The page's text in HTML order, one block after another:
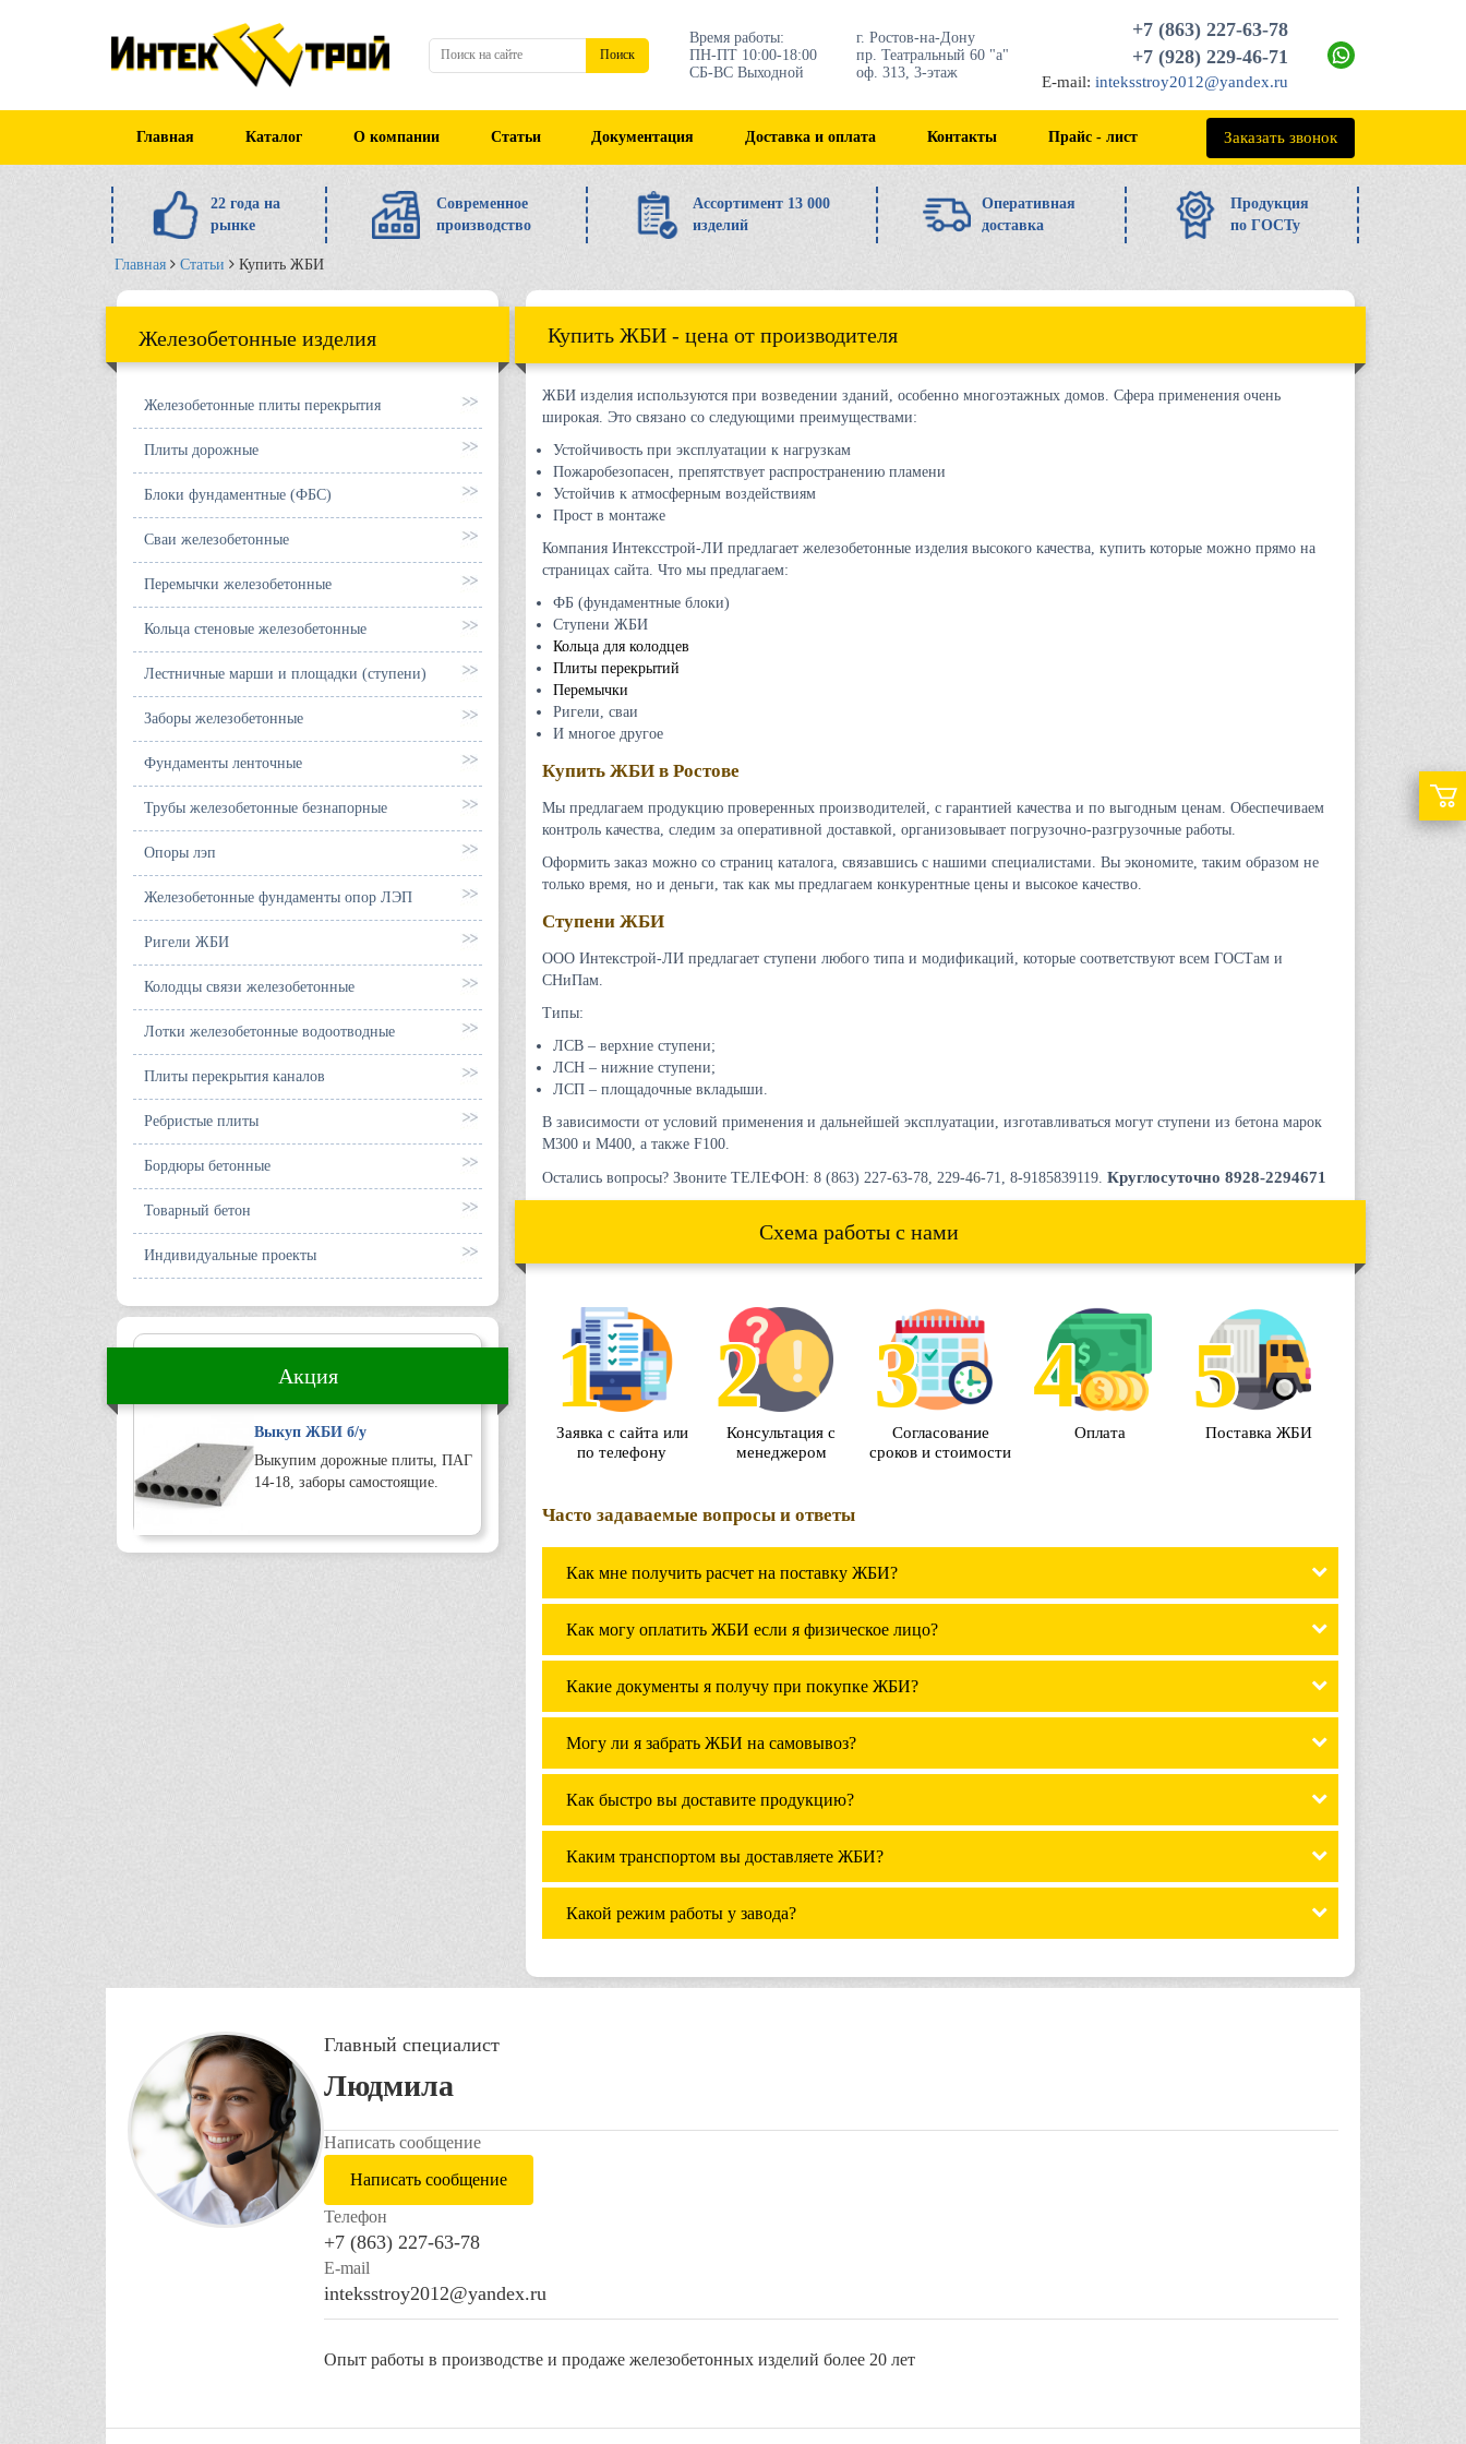
Поиск
Время работы:
ПН-ПТ 10:00-18:00
СБ-ВС Выходной
г. Ростов-на-Дону
пр. Театральный 60 "а"
оф. 313, 3-этаж
+7 (863) 227-63-78
+7 (928) 229-46-71
E-mail: inteksstroy2012@yandex.ru
Главная Каталог О компании Статьи Документация Доставка и оплата Контакты Прайс - лист +7 (863) 227-63-78
Заказать звонок
22 года на
рынке
Современное
производство
Ассортимент 13 000
изделий
Оперативная
доставка
Продукция
по ГОСТу
Главная Статьи Купить ЖБИ
Железобетонные изделия
Железобетонные плиты перекрытия
Плиты дорожные
Блоки фундаментные (ФБС)
Сваи железобетонные
Перемычки железобетонные
Кольца стеновые железобетонные
Лестничные марши и площадки (ступени)
Заборы железобетонные
Фундаменты ленточные
Трубы железобетонные безнапорные
Опоры лэп
Железобетонные фундаменты опор ЛЭП
Ригели ЖБИ
Колодцы связи железобетонные
Лотки железобетонные водоотводные
Плиты перекрытия каналов
Ребристые плиты
Бордюры бетонные
Товарный бетон
Индивидуальные проекты
Акция
Выкуп ЖБИ б/у
Выкупим дорожные плиты, ПАГ
14-18, заборы самостоящие.
Купить ЖБИ - цена от производителя
ЖБИ изделия используются при возведении зданий, особенно многоэтажных домов. Сфера применения очень
широкая. Это связано со следующими преимуществами:
Устойчивость при эксплуатации к нагрузкам
Пожаробезопасен, препятствует распространению пламени
Устойчив к атмосферным воздействиям
Прост в монтаже
Компания Интексстрой-ЛИ предлагает железобетонные изделия высокого качества, купить которые можно прямо на
страницах сайта. Что мы предлагаем:
ФБ (фундаментные блоки)
Ступени ЖБИ
Кольца для колодцев
Плиты перекрытий
Перемычки
Ригели, сваи
И многое другое
Купить ЖБИ в Ростове
Мы предлагаем продукцию проверенных производителей, с гарантией качества и по выгодным ценам. Обеспечиваем
контроль качества, следим за оперативной доставкой, организовывает погрузочно-разгрузочные работы.
Оформить заказ можно со страниц каталога, связавшись с нашими специалистами. Вы экономите, таким образом не
только время, но и деньги, так как мы предлагаем конкурентные цены и высокое качество.
Ступени ЖБИ
ООО Интекстрой-ЛИ предлагает ступени любого типа и модификаций, которые соответствуют всем ГОСТам и
СНиПам.
Типы:
ЛСВ – верхние ступени;
ЛСН – нижние ступени;
ЛСП – площадочные вкладыши.
В зависимости от условий применения и дальнейшей эксплуатации, изготавливаться могут ступени из бетона марок
М300 и М400, а также F100.
Остались вопросы? Звоните ТЕЛЕФОН: 8 (863) 227-63-78, 229-46-71, 8-9185839119. Круглосуточно 8928-2294671
Схема работы с нами
Заявка с сайта или
по телефону
Консультация с
менеджером
Согласование
сроков и стоимости
Оплата Поставка ЖБИ
Часто задаваемые вопросы и ответы
Как мне получить расчет на поставку ЖБИ?
Как могу оплатить ЖБИ если я физическое лицо?
Какие документы я получу при покупке ЖБИ?
Могу ли я забрать ЖБИ на самовывоз?
Как быстро вы доставите продукцию?
Каким транспортом вы доставляете ЖБИ?
Какой режим работы у завода?
Главный специалист
Людмила
Написать сообщение
Написать сообщение
Телефон
+7 (863) 227-63-78
E-mail
inteksstroy2012@yandex.ru
Опыт работы в производстве и продаже железобетонных изделий более 20 лет